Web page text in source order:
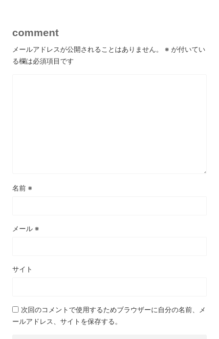
comment
メールアドレスが公開されることはありません。 ※ が付いてい
る欄は必須項目です
名前 ※
メール ※
サイト
次回のコメントで使用するためブラウザーに自分の名前、メ
ールアドレス、サイトを保存する。